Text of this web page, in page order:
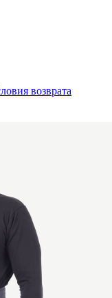
возврата